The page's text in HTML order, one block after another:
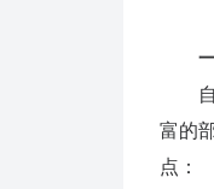
自
富的
点：